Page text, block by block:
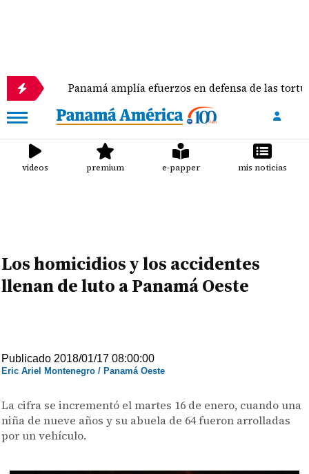
Panamá amplía efuerzos en defensa de las tortugas
videos premium e-papper mis noticias
Los homicidios y los accidentes
llenan de luto a Panamá Oeste
Publicado 2018/01/17 08:00:00
Eric Ariel Montenegro / Panamá Oeste
La cifra se incrementó el martes 16 de enero, cuando una
niña de nueve años y su abuela de 64 fueron arrolladas
por un vehículo.